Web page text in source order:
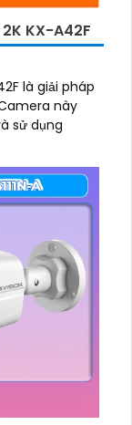
2K KX-A42F
là giải pháp
sử dụng